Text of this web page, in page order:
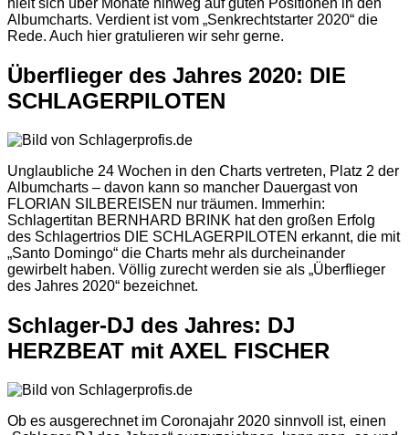
hielt sich über Monate hinweg auf guten Positionen in den
Albumcharts. Verdient ist vom „Senkrechtstarter 2020“ die
Rede. Auch hier gratulieren wir sehr gerne.
Überflieger des Jahres 2020: DIE
SCHLAGERPILOTEN
Unglaubliche 24 Wochen in den Charts vertreten, Platz 2 der
Albumcharts – davon kann so mancher Dauergast von
FLORIAN SILBEREISEN nur träumen. Immerhin:
Schlagertitan BERNHARD BRINK hat den großen Erfolg
des Schlagertrios DIE SCHLAGERPILOTEN erkannt, die mit
„Santo Domingo“ die Charts mehr als durcheinander
gewirbelt haben. Völlig zurecht werden sie als „Überflieger
des Jahres 2020“ bezeichnet.
Schlager-DJ des Jahres: DJ
HERZBEAT mit AXEL FISCHER
Ob es ausgerechnet im Coronajahr 2020 sinnvoll ist, einen